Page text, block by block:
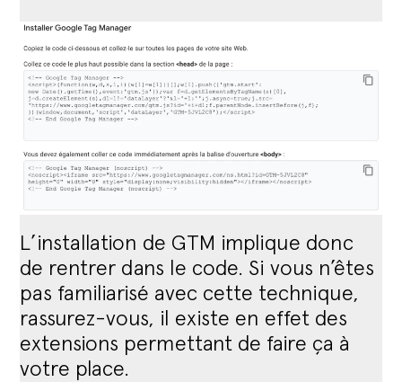
L’installation de GTM implique donc
de rentrer dans le code. Si vous n’êtes
pas familiarisé avec cette technique,
rassurez-vous, il existe en effet des
extensions permettant de faire ça à
votre place.